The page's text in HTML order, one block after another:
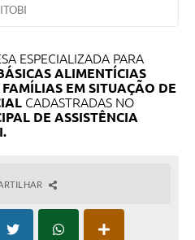
ESPECIALIZADA PARA
ALIMENTÍCIAS
EM SITUAÇÃO DE
CADASTRADAS NO
DE ASSISTÊNCIA